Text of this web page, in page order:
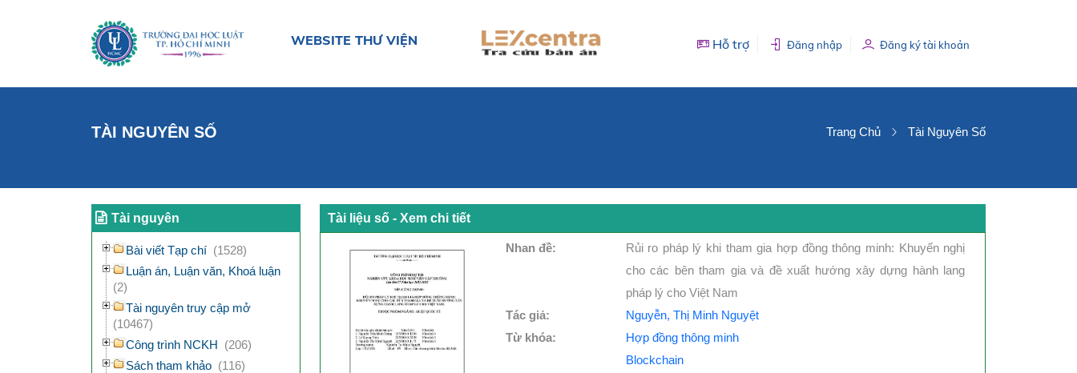
WEBSITE THƯ VIỆN Hỗ trợ Đăng nhập Đăng ký tài khoản
TÀI NGUYÊN SỐ Trang Chủ Tài Nguyên Số
Tài nguyên
Bài viết Tạp chí (1528)
Luận án, Luận văn, Khoá luận
(2)
Tài nguyên truy cập mở
(10467)
Công trình NCKH (206)
Sách tham khảo (116)
Tài liệu số - Xem chi tiết
Nhan đề:
Rủi ro pháp lý khi tham gia hợp đồng thông minh: Khuyến nghị
cho các bên tham gia và đề xuất hướng xây dựng hành lang
pháp lý cho Việt Nam
Tác giả:
Nguyễn, Thị Minh Nguyệt
Từ khóa:
Hợp đồng thông minh
Blockchain